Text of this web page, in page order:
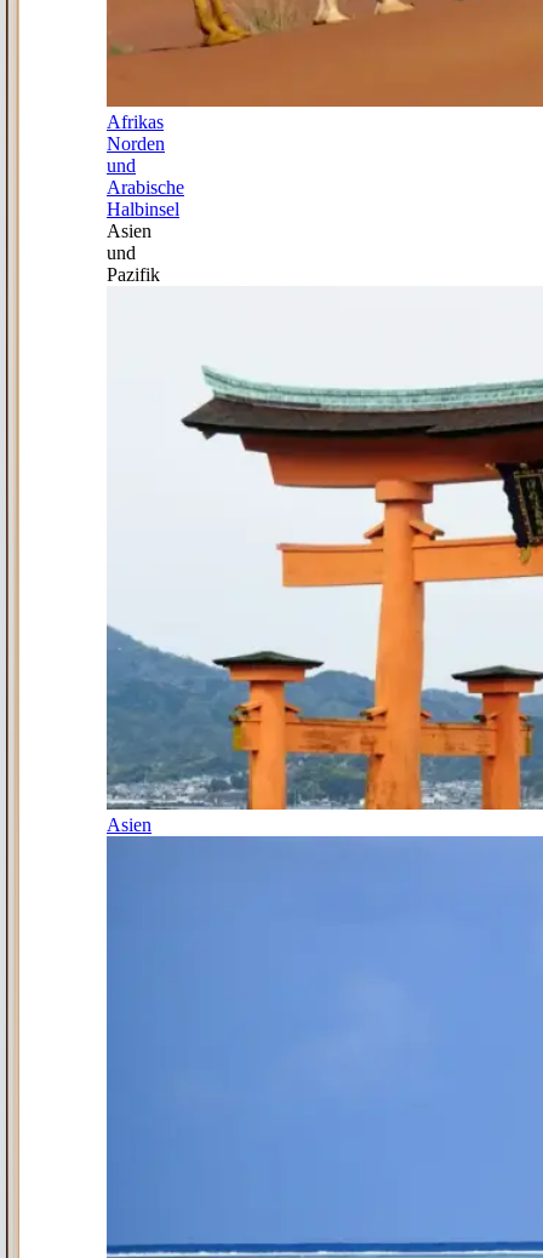
Afrikas
Norden
und
Arabische
Halbinsel
Asien
und
Pazifik
Asien